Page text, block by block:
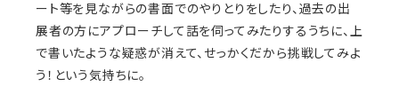
ート等を見ながらの書面でのやりとりをしたり、過去の出
展者の方にアプローチして話を伺ってみたりするうちに、上
で書いたような疑惑が消えて、せっかくだから挑戦してみよ
う！という気持ちに。